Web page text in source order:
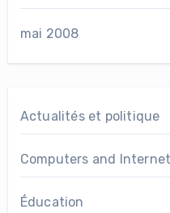
mai 2008
Actualités et politique
Computers and Internet
Éducation